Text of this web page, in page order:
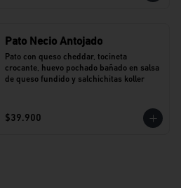
Pato Necio Antojado
Pato con queso cheddar, tocineta
crocante, huevo pochado bañado en salsa
de queso fundido y salchichitas koller
$39.900